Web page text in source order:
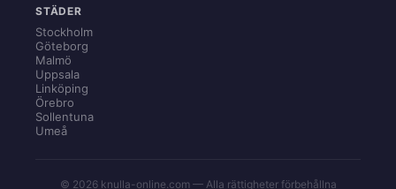
STÄDER
Stockholm
Göteborg
Malmö
Uppsala
Linköping
Örebro
Sollentuna
Umeå
© 2026 knulla-online.com — Alla rättigheter förbehållna